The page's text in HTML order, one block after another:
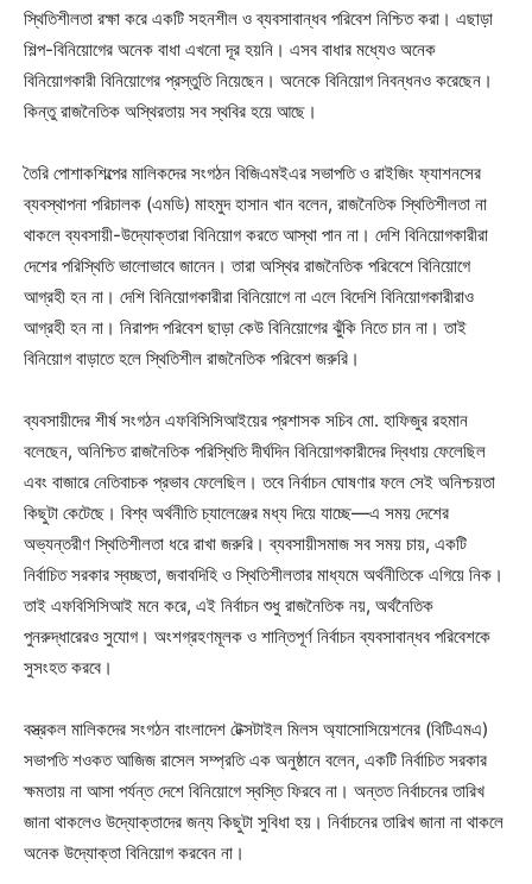
স্থিতিশীলতা রক্ষা করে একটি সহনশীল ও ব্যবসাবান্ধব পরিবেশ নিশ্চিত করা। এছাড়া
শিল্প-বিনিয়োগের অনেক বাধা এখনো দূর হয়নি। এসব বাধার মধ্যেও অনেক
বিনিয়োগকারী বিনিয়োগের প্রস্তুতি নিয়েছেন। অনেকে বিনিয়োগ নিবন্ধনও করেছেন।
কিন্তু রাজনৈতিক অস্থিরতায় সব স্থবির হয়ে আছে।
তৈরি পোশাকশিল্পের মালিকদের সংগঠন বিজিএমইএর সভাপতি ও রাইজিং ফ্যাশনসের
ব্যবস্থাপনা পরিচালক (এমডি) মাহমুদ হাসান খান বলেন, রাজনৈতিক স্থিতিশীলতা না
থাকলে ব্যবসায়ী-উদ্যোক্তারা বিনিয়োগ করতে আস্থা পান না। দেশি বিনিয়োগকারীরা
দেশের পরিস্থিতি ভালোভাবে জানেন। তারা অস্থির রাজনৈতিক পরিবেশে বিনিয়োগে
আগ্রহী হন না। দেশি বিনিয়োগকারীরা বিনিয়োগে না এলে বিদেশি বিনিয়োগকারীরাও
আগ্রহী হন না। নিরাপদ পরিবেশ ছাড়া কেউ বিনিয়োগের ঝুঁকি নিতে চান না। তাই
বিনিয়োগ বাড়াতে হলে স্থিতিশীল রাজনৈতিক পরিবেশ জরুরি।
ব্যবসায়ীদের শীর্ষ সংগঠন এফবিসিসিআইয়ের প্রশাসক সচিব মো. হাফিজুর রহমান
বলেছেন, অনিশ্চিত রাজনৈতিক পরিস্থিতি দীর্ঘদিন বিনিয়োগকারীদের দ্বিধায় ফেলেছিল
এবং বাজারে নেতিবাচক প্রভাব ফেলেছিল। তবে নির্বাচন ঘোষণার ফলে সেই অনিশ্চয়তা
কিছুটা কেটেছে। বিশ্ব অর্থনীতি চ্যালেঞ্জের মধ্য দিয়ে যাচ্ছে—এ সময় দেশের
অভ্যন্তরীণ স্থিতিশীলতা ধরে রাখা জরুরি। ব্যবসায়ীসমাজ সব সময় চায়, একটি
নির্বাচিত সরকার স্বচ্ছতা, জবাবদিহি ও স্থিতিশীলতার মাধ্যমে অর্থনীতিকে এগিয়ে নিক।
তাই এফবিসিসিআই মনে করে, এই নির্বাচন শুধু রাজনৈতিক নয়, অর্থনৈতিক
পুনরুদ্ধারেরও সুযোগ। অংশগ্রহণমূলক ও শান্তিপূর্ণ নির্বাচন ব্যবসাবান্ধব পরিবেশকে
সুসংহত করবে।
বস্ত্রকল মালিকদের সংগঠন বাংলাদেশ টেক্সটাইল মিলস অ্যাসোসিয়েশনের (বিটিএমএ)
সভাপতি শওকত আজিজ রাসেল সম্প্রতি এক অনুষ্ঠানে বলেন, একটি নির্বাচিত সরকার
ক্ষমতায় না আসা পর্যন্ত দেশে বিনিয়োগে স্বস্তি ফিরবে না। অন্তত নির্বাচনের তারিখ
জানা থাকলেও উদ্যোক্তাদের জন্য কিছুটা সুবিধা হয়। নির্বাচনের তারিখ জানা না থাকলে
অনেক উদ্যোক্তা বিনিয়োগ করবেন না।